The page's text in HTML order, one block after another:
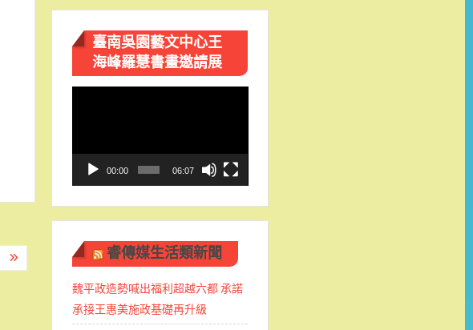
臺南吳園藝文中心王
海峰羅慧書畫邀請展
00:00 06:07
睿傳媒生活類新聞
魏平政造勢喊出福利超越六都 承諾
承接王惠美施政基礎再升級